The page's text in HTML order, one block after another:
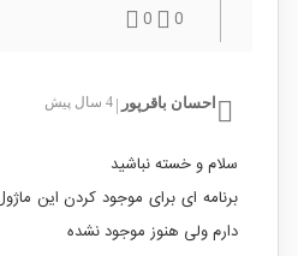
0
0
احسان باقرپور 4 سال پیش
سلام و خسته نباشید
برنامه ای برای موجود کردن این
دارم ولی هنوز موجود نشده